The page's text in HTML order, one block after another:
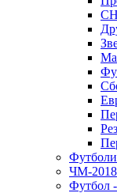
ЧМ-2018
Футбол